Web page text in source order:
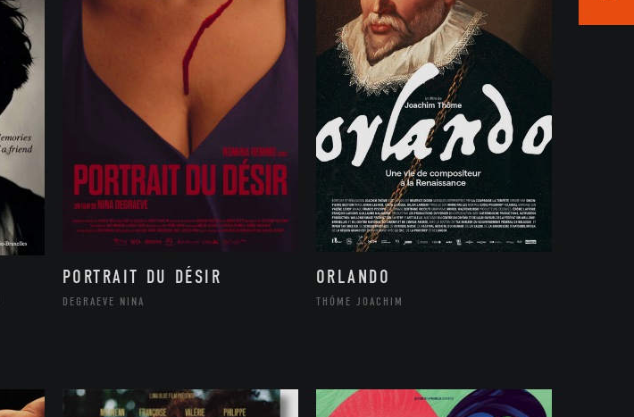
PORTRAIT DU DÉSIR
DEGRAEVE NINA
ORLANDO
THÔME JOACHIM